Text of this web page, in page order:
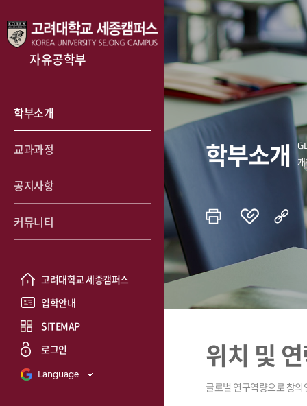
자유공학부
학부소개
교과과정
공지사항
커뮤니티
고려대학교 세종캠퍼스
입학안내
SITEMAP
Language
로그인
학부소개
위치 및